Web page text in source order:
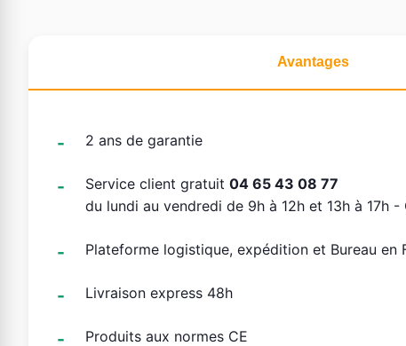
Avantages
2 ans de garantie
Service client gratuit 04 65 43 08 77
du lundi au vendredi de 9h à 12h et 13h à 17h -
Plateforme logistique, expédition et Bureau en
Livraison express 48h
Produits aux normes CE